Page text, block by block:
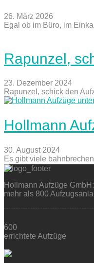
26. März 2026
Egal ob im Büro, im
Rapunzel,
23. Dezember 2024
Rapunzel, schick den
Hollmann
30. August 2024
Es gibt viele
Hollmann Aufzüge
mehr als 800
600
errichtete Aufzüge